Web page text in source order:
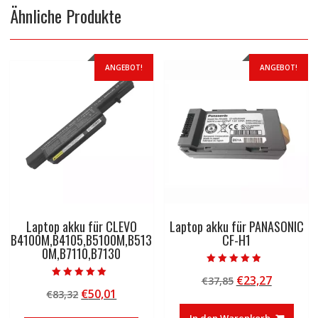
Ähnliche Produkte
ANGEBOT!
Laptop akku für CLEVO
B4100M,B4105,B5100M,B513
0M,B7110,B7130
5.00
von 5
€83,32 Ursprünglicher
€50,01
ANGEBOT!
Laptop akku für PANASONIC
CF-H1
4.50
von 5
€37,85 Ursprünglicher
war:
€23,27
ist: